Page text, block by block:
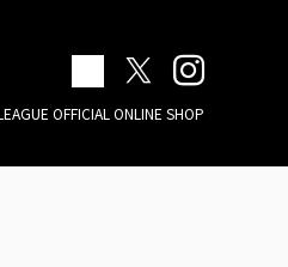
OFFICIAL ONLINE SHOP